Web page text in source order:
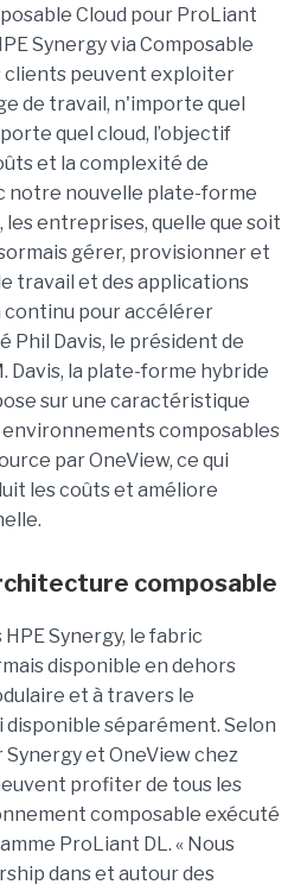
Cloud pour ProLiant
Synergy via Composable
clients peuvent exploiter
de travail, n'importe quel
quel cloud, l’objectif
et la complexité de
notre nouvelle plate-forme
entreprises, quelle que soit
gérer, provisionner et
travail et des applications
pour accélérer
Phil Davis, le président de
Davis, la plate-forme hybride
sur une caractéristique
environnements composables
par OneView, ce qui
les coûts et améliore
composable
Synergy, le fabric
disponible en dehors
et à travers le
disponible séparément. Selon
et OneView chez
profiter de tous les
composable exécuté
ProLiant DL. « Nous
dans et autour des